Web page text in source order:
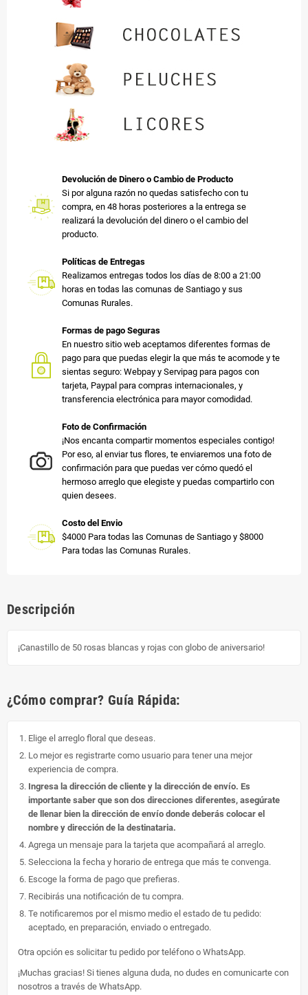
Devolución de Dinero o Cambio de Producto
Si por alguna razón no quedas satisfecho con tu
compra, en 48 horas posteriores a la entrega se
realizará la devolución del dinero o el cambio del
producto.
Políticas de Entregas
Realizamos entregas todos los días de 8:00 a 21:00
horas en todas las comunas de Santiago y sus
Comunas Rurales.
Formas de pago Seguras
En nuestro sitio web aceptamos diferentes formas de
pago para que puedas elegir la que más te acomode y te
sientas seguro: Webpay y Servipag para pagos con
tarjeta, Paypal para compras internacionales, y
transferencia electrónica para mayor comodidad.
Foto de Confirmación
¡Nos encanta compartir momentos especiales contigo!
Por eso, al enviar tus flores, te enviaremos una foto de
confirmación para que puedas ver cómo quedó el
hermoso arreglo que elegiste y puedas compartirlo con
quien desees.
Costo del Envio
$4000 Para todas las Comunas de Santiago y $8000
Para todas las Comunas Rurales.
Descripción
¡Canastillo de 50 rosas blancas y rojas con globo de aniversario!
¿Cómo comprar? Guía Rápida:
Elige el arreglo floral que deseas.
Lo mejor es registrarte como usuario para tener una mejor
experiencia de compra.
Ingresa la dirección de cliente y la dirección de envío. Es
importante saber que son dos direcciones diferentes, asegúrate
de llenar bien la dirección de envío donde deberás colocar el
nombre y dirección de la destinataria.
Agrega un mensaje para la tarjeta que acompañará al arreglo.
Selecciona la fecha y horario de entrega que más te convenga.
Escoge la forma de pago que prefieras.
Recibirás una notificación de tu compra.
Te notificaremos por el mismo medio el estado de tu pedido:
aceptado, en preparación, enviado o entregado.
Otra opción es solicitar tu pedido por teléfono o WhatsApp.
¡Muchas gracias! Si tienes alguna duda, no dudes en comunicarte con
nosotros a través de WhatsApp.